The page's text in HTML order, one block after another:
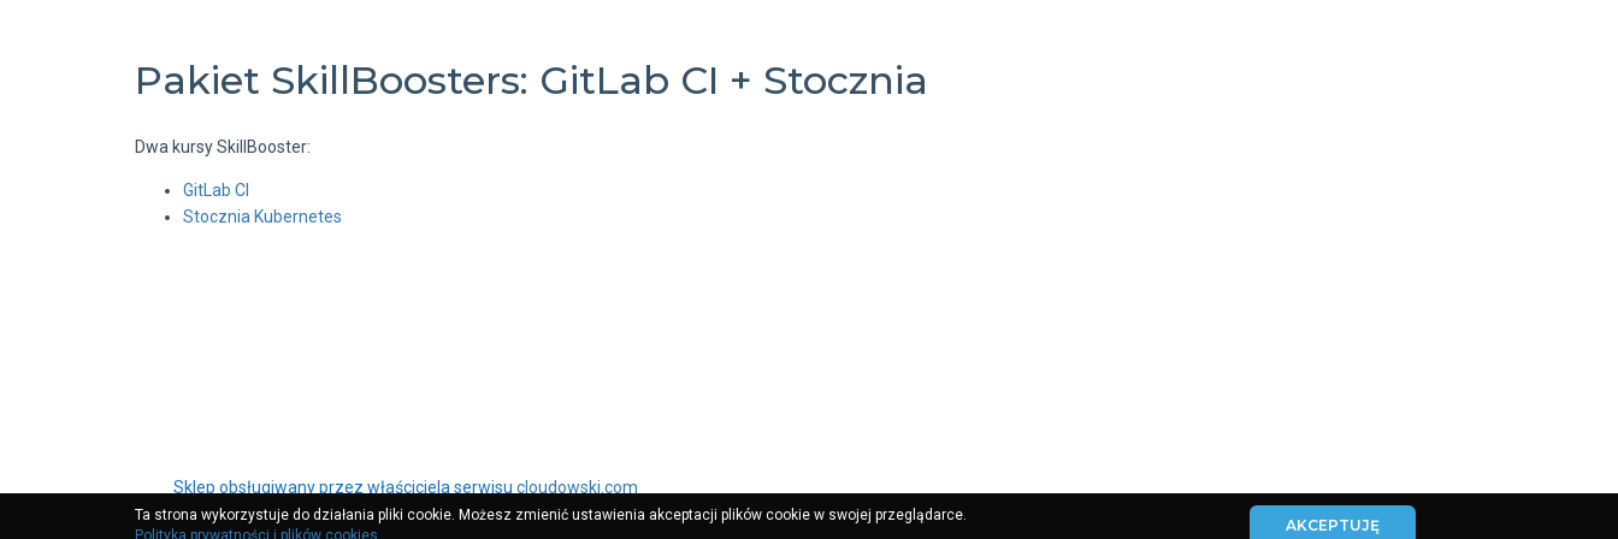
Pakiet SkillBoosters: GitLab CI + Stocznia
Dwa kursy SkillBooster:
GitLab CI
Stocznia Kubernetes
Sklep obsługiwany przez właściciela serwisu cloudowski.com
Polityka prywatności|Regulamin
Ta strona wykorzystuje do działania pliki cookie. Możesz zmienić ustawienia akceptacji plików cookie w swojej przeglądarce.
Polityka prywatności i plików cookies
AKCEPTUJĘ